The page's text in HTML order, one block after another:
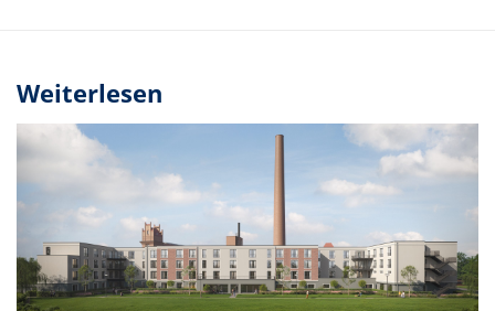
Weiterlesen